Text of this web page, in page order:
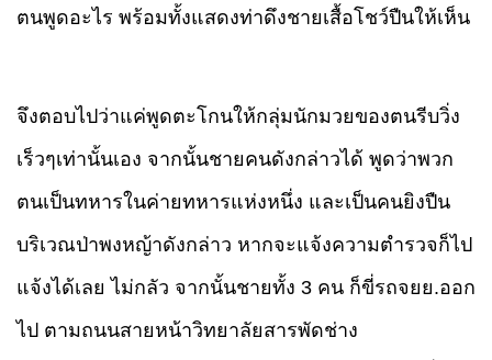
ตนพูดอะไร พร้อมทั้งแสดงท่าดึงชายเสื้อโชว์ปืนให้เห็น
จึงตอบไปว่าแค่พูดตะโกนให้กลุ่มนักมวยของตนรีบวิ่ง
เร็วๆเท่านั้นเอง จากนั้นชายคนดังกล่าวได้ พูดว่าพวก
ตนเป็นทหารในค่ายทหารแห่งหนึ่ง และเป็นคนยิงปืน
บริเวณป่าพงหญ้าดังกล่าว หากจะแจ้งความตำรวจก็ไป
แจ้งได้เลย ไม่กลัว จากนั้นชายทั้ง 3 คน ก็ขี่รถจยย.ออก
ไป ตามถนนสายหน้าวิทยาลัยสารพัดช่าง